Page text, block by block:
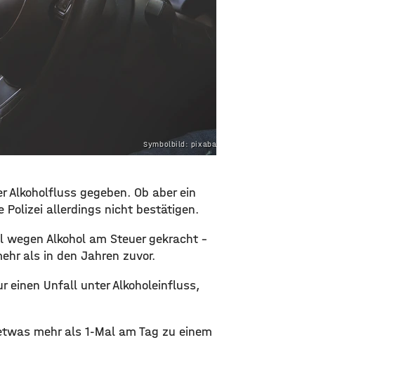
Symbolbild: pixabay.com
gegeben. Ob aber ein
Polizei allerdings nicht bestätigen.
Alkohol am Steuer gekracht –
als in den Jahren zuvor.
einen Unfall unter Alkoholeinfluss,
mehr als 1-Mal am Tag zu einem